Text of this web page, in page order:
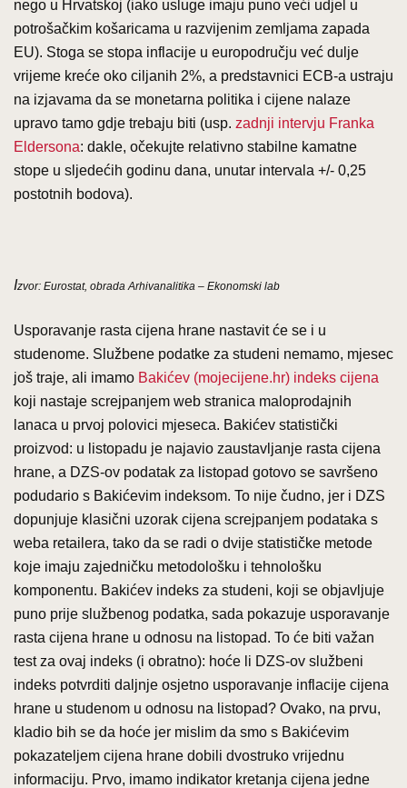
nego u Hrvatskoj (iako usluge imaju puno veći udjel u
potrošačkim košaricama u razvijenim zemljama zapada
EU). Stoga se stopa inflacije u europodručju već dulje
vrijeme kreće oko ciljanih 2%, a predstavnici ECB-a ustraju
na izjavama da se monetarna politika i cijene nalaze
upravo tamo gdje trebaju biti (usp. zadnji intervju Franka
Eldersona: dakle, očekujte relativno stabilne kamatne
stope u sljedećih godinu dana, unutar intervala +/- 0,25
postotnih bodova).
Izvor: Eurostat, obrada Arhivanalitika – Ekonomski lab
Usporavanje rasta cijena hrane nastavit će se i u
studenome. Službene podatke za studeni nemamo, mjesec
još traje, ali imamo Bakićev (mojecijene.hr) indeks cijena
koji nastaje screjpanjem web stranica maloprodajnih
lanaca u prvoj polovici mjeseca. Bakićev statistički
proizvod: u listopadu je najavio zaustavljanje rasta cijena
hrane, a DZS-ov podatak za listopad gotovo se savršeno
podudario s Bakićevim indeksom. To nije čudno, jer i DZS
dopunjuje klasični uzorak cijena screjpanjem podataka s
weba retailera, tako da se radi o dvije statističke metode
koje imaju zajedničku metodološku i tehnološku
komponentu. Bakićev indeks za studeni, koji se objavljuje
puno prije službenog podatka, sada pokazuje usporavanje
rasta cijena hrane u odnosu na listopad. To će biti važan
test za ovaj indeks (i obratno): hoće li DZS-ov službeni
indeks potvrditi daljnje osjetno usporavanje inflacije cijena
hrane u studenom u odnosu na listopad? Ovako, na prvu,
kladio bih se da hoće jer mislim da smo s Bakićevim
pokazateljem cijena hrane dobili dvostruko vrijednu
informaciju. Prvo, imamo indikator kretanja cijena jedne